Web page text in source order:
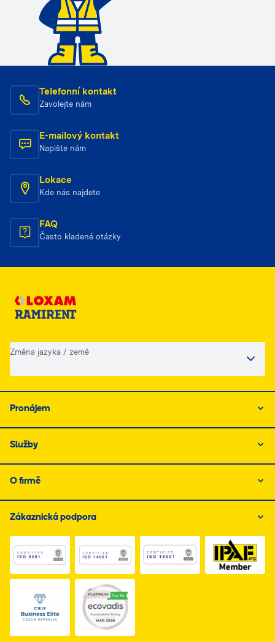
Telefonní kontakt
Zavolejte nám
E-mailový kontakt
Napište nám
Lokace
Kde nás najdete
FAQ
Často kladené otázky
Změna jazyka / země
Pronájem
Služby
O firmě
Zákaznická podpora
Link do dokumentu PDF z certyfikatem ISO 1, otwiera
Link do dokumentu PDF z certyfikatem
Link do dokumentu
Link do dokumentu PDF z certyfikatem Business